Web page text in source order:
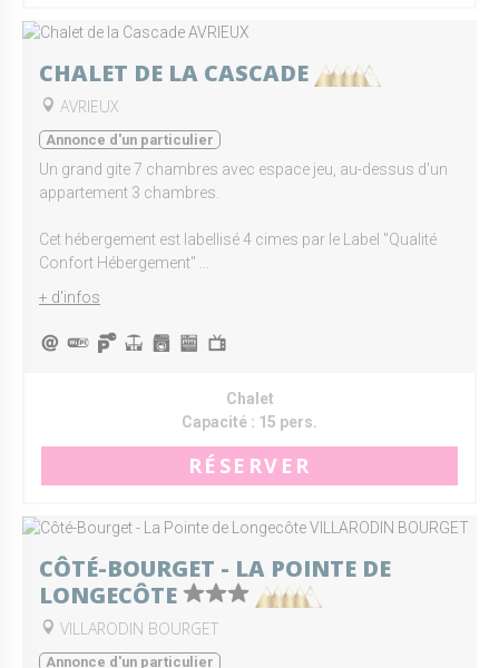
CHALET DE LA CASCADE
AVRIEUX
Annonce d'un particulier
Un grand gite 7 chambres avec espace jeu, au-dessus d'un
appartement 3 chambres.
Cet hébergement est labellisé 4 cimes par le Label "Qualité
Confort Hébergement" ...
+ d'infos
Chalet
Capacité : 15 pers.
RÉSERVER
CÔTÉ-BOURGET - LA POINTE DE
LONGECÔTE
VILLARODIN BOURGET
Annonce d'un particulier